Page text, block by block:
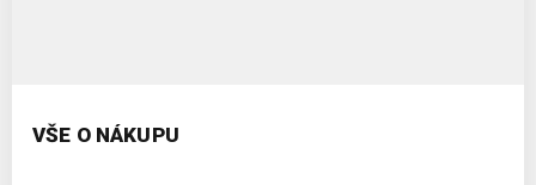
VŠE O NÁKUPU